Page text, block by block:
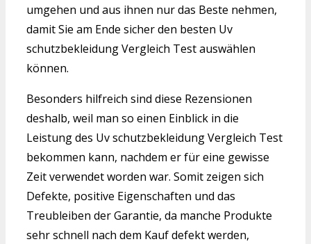
umgehen und aus ihnen nur das Beste nehmen,
damit Sie am Ende sicher den besten Uv
schutzbekleidung Vergleich Test auswählen
können.
Besonders hilfreich sind diese Rezensionen
deshalb, weil man so einen Einblick in die
Leistung des Uv schutzbekleidung Vergleich Test
bekommen kann, nachdem er für eine gewisse
Zeit verwendet worden war. Somit zeigen sich
Defekte, positive Eigenschaften und das
Treubleiben der Garantie, da manche Produkte
sehr schnell nach dem Kauf defekt werden,